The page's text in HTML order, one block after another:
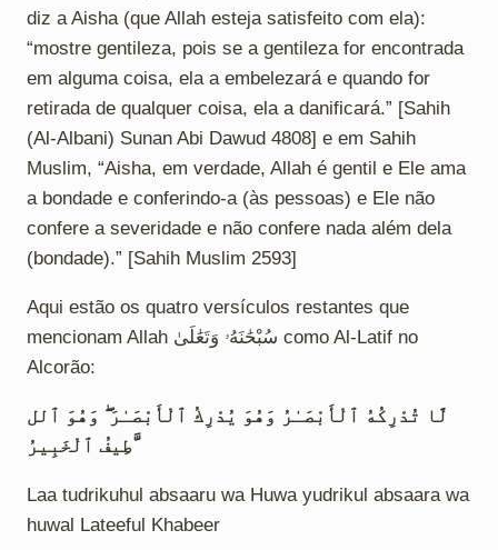
diz a Aisha (que Allah esteja satisfeito com ela):
“mostre gentileza, pois se a gentileza for encontrada
em alguma coisa, ela a embelezará e quando for
retirada de qualquer coisa, ela a danificará.” [Sahih
(Al-Albani) Sunan Abi Dawud 4808] e em Sahih
Muslim, “Aisha, em verdade, Allah é gentil e Ele ama
a bondade e conferindo-a (às pessoas) e Ele não
confere a severidade e não confere nada além dela
(bondade).” [Sahih Muslim 2593]
Aqui estão os quatro versículos restantes que
mencionam Allah سُبْحَٰنَهُۥ وَتَعَٰلَىٰ como Al-Latif no
Alcorão:
لَّا تُدْرِكُهُ ٱلْأَبْصَـٰرُ وَهُوَ يُدْرِكُ ٱلْأَبْصَـٰرَ ۖ وَهُوَ ٱلل
َّطِيفُ ٱلْخَبِيرُ
Laa tudrikuhul absaaru wa Huwa yudrikul absaara wa
huwal Lateeful Khabeer